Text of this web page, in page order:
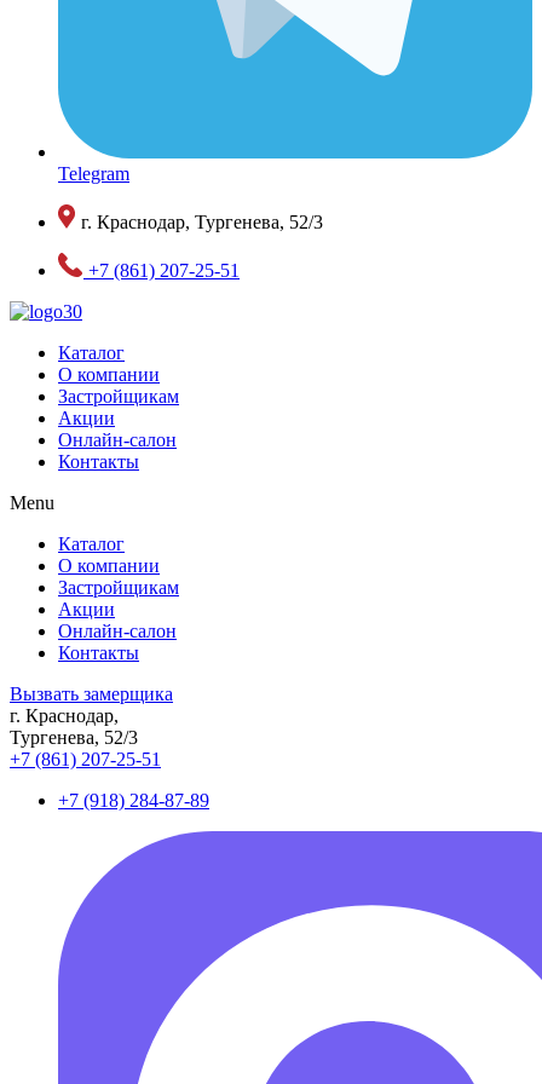
Telegram
г. Краснодар, Тургенева, 52/3
+7 (861) 207-25-51
Каталог
О компании
Застройщикам
Акции
Онлайн-салон
Контакты
Menu
Каталог
О компании
Застройщикам
Акции
Онлайн-салон
Контакты
Вызвать замерщика
г. Краснодар,
Тургенева, 52/3
+7 (861) 207-25-51
+7 (918) 284-87-89